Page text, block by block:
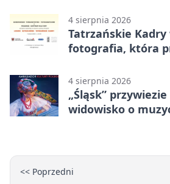
4 sierpnia 2026
Tatrzańskie Kadry
fotografia, która
4 sierpnia 2026
„Śląsk”
widowisko o
<< Poprzedni